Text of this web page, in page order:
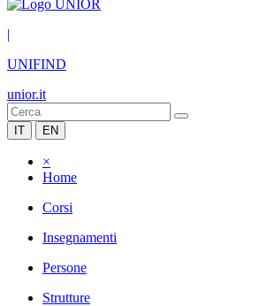
|
UNIFIND
unior.it
IT EN
×
Home
Corsi
Insegnamenti
Persone
Strutture